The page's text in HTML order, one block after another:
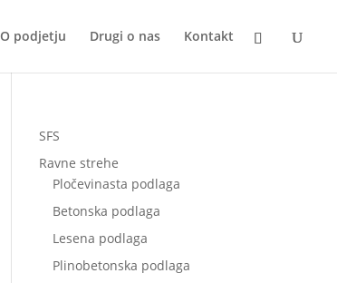
O podjetju Drugi o nas Kontakt
SFS
Ravne strehe
Pločevinasta podlaga
Betonska podlaga
Lesena podlaga
Plinobetonska podlaga